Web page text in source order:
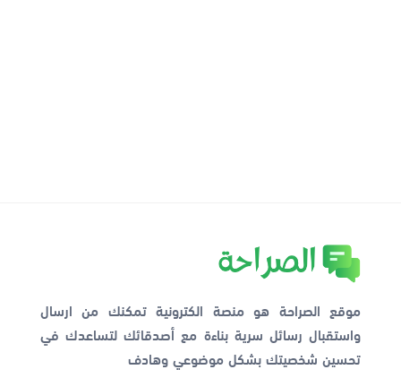
موقع الصراحة هو منصة الكترونية تمكنك من ارسال
واستقبال رسائل سرية بناءة مع أصدقائك لتساعدك في
تحسين شخصيتك بشكل موضوعي وهادف